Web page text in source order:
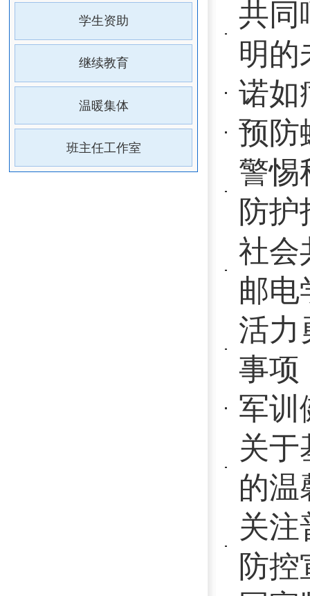
班主任工作室
预防蚊媒，
警惕秋冬“
防护指南
社会共治
邮电学校开
活力勇争
事项
军训健康指
关于基孔
的温馨提示
关注普遍
防控宣讲活
国家版减
科学认识
社会共治
邮电学校
福邮健儿
会注意事项
军训小贴士